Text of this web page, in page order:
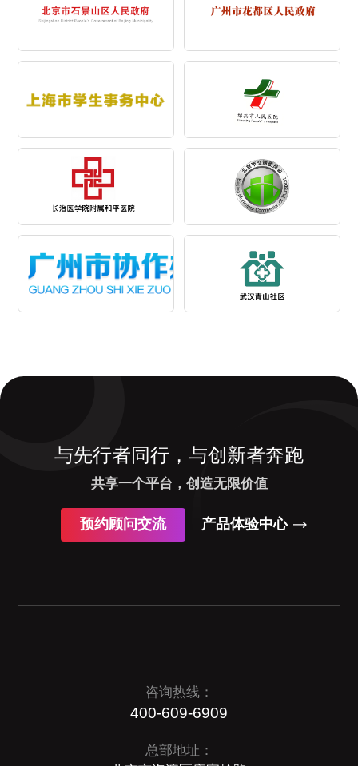
与先行者同行，与创新者奔跑
共享一个平台，创造无限价值
预约顾问交流 产品体验中心
咨询热线：
400-609-6909
总部地址：